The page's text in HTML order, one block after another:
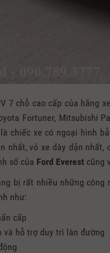
7 chỗ cao cấp của hãng xe
Fortuner, Mitsubishi
chiếc xe có ngoại hình
nhất, vỏ xe dày dặn
số của Ford Everest cũng
bị rất nhiều những công
như:
cấp
và hỗ trợ duy trì làn đường